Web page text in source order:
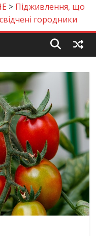
> Підживлення, що
городники